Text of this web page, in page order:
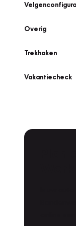
Overig
Trekhaken
Vakantiecheck